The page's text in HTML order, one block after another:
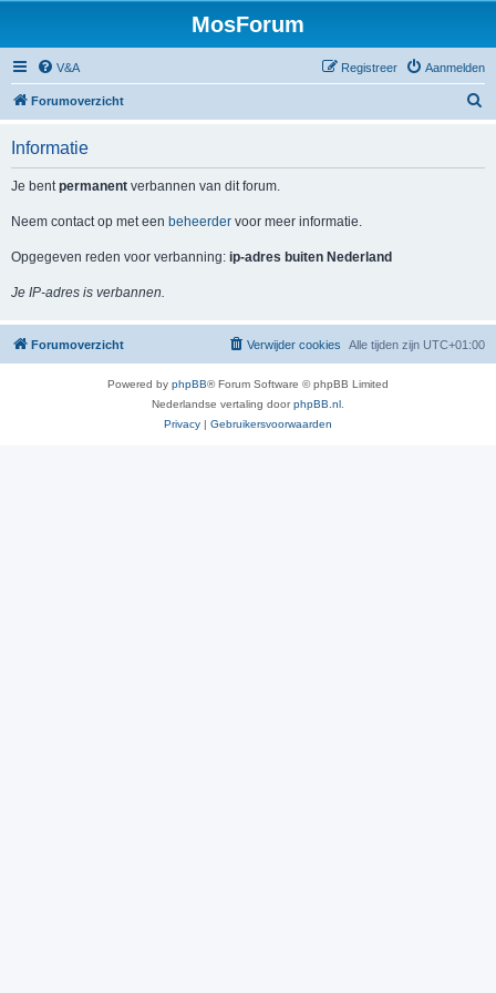
MosForum
V&A Aanmelden
Registreer
Forumoverzicht
Informatie
Je bentpermanent verbannen van dit forum.
Neem contact op met een beheerder voor meer informatie.
Opgegeven reden voor verbanning: ip-adres buiten Nederland
Je IP-adres is verbannen.
Forumoverzicht Alle tijden zijn UTC+01:00
Verwijder cookies
Powered by phpBB® Forum Software © phpBB Limited
Nederlandse vertaling doorphpBB.nl
Privacy | Gebruikersvoorwaarden